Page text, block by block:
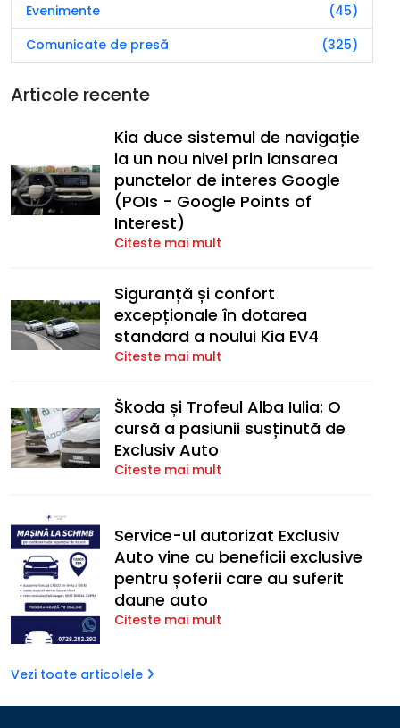
Evenimente
(45)
Comunicate de presă
(325)
Articole recente
Kia duce sistemul de navigație
la un nou nivel prin lansarea
punctelor de interes Google
(POIs - Google Points of
Interest)
Citeste mai mult
Siguranță și confort
excepționale în dotarea
standard a noului Kia EV4
Citeste mai mult
Škoda și Trofeul Alba Iulia: O
cursă a pasiunii susținută de
Exclusiv Auto
Citeste mai mult
Service-ul autorizat Exclusiv
Auto vine cu beneficii exclusive
pentru șoferii care au suferit
daune auto
Citeste mai mult
Vezi toate articolele